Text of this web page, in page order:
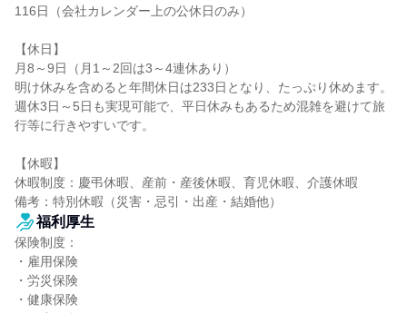
116日（会社カレンダー上の公休日のみ）
【休日】
月8～9日（月1～2回は3～4連休あり）
明け休みを含めると年間休日は233日となり、たっぷり休めます。
週休3日～5日も実現可能で、平日休みもあるため混雑を避けて旅
行等に行きやすいです。
【休暇】
休暇制度：慶弔休暇、産前・産後休暇、育児休暇、介護休暇
備考：特別休暇（災害・忌引・出産・結婚他）
福利厚生
保険制度：
・雇用保険
・労災保険
・健康保険